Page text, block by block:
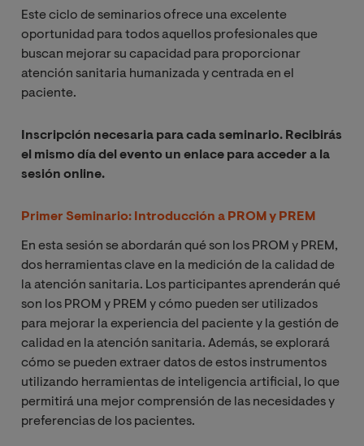
Este ciclo de seminarios ofrece una excelente
oportunidad para todos aquellos profesionales que
buscan mejorar su capacidad para proporcionar
atención sanitaria humanizada y centrada en el
paciente.
Inscripción necesaria para cada seminario. Recibirás
el mismo día del evento un enlace para acceder a la
sesión online.
Primer Seminario: Introducción a PROM y PREM
En esta sesión se abordarán qué son los PROM y PREM,
dos herramientas clave en la medición de la calidad de
la atención sanitaria. Los participantes aprenderán qué
son los PROM y PREM y cómo pueden ser utilizados
para mejorar la experiencia del paciente y la gestión de
calidad en la atención sanitaria. Además, se explorará
cómo se pueden extraer datos de estos instrumentos
utilizando herramientas de inteligencia artificial, lo que
permitirá una mejor comprensión de las necesidades y
preferencias de los pacientes.